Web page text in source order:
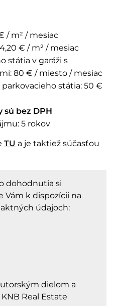
/ m² / mesiac
€ / m² / mesiac
státia v garáži s
80 € / miesto / mesiac
státia: 50 €
sú bez DPH
5 rokov
TU a je taktiež súčasťou
dohodnutia si
k dispozícii na
údajoch:
dielom a
Real Estate